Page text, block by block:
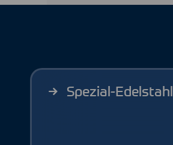
Spezial-Edelstahl